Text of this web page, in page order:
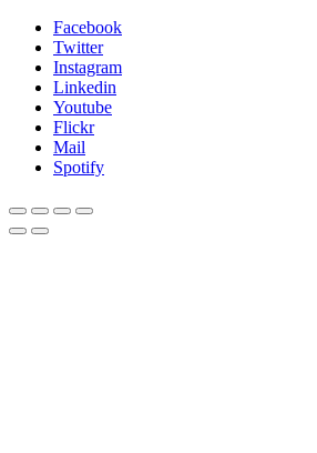
Facebook
Twitter
Instagram
Linkedin
Youtube
Flickr
Mail
Spotify